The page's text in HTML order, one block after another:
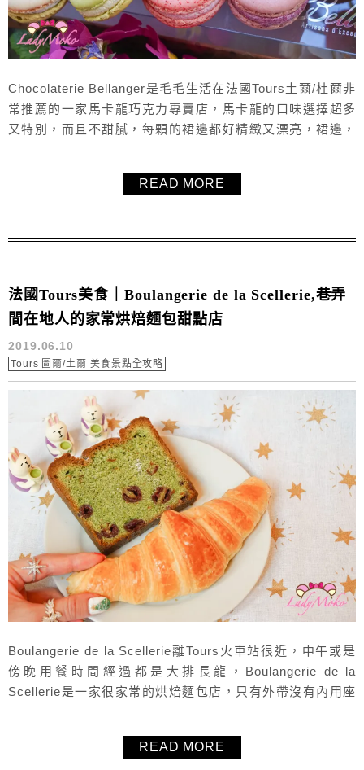
Chocolaterie Bellanger是毛毛生活在法國Tours土爾/杜爾非
常推薦的一家馬卡龍巧克力專賣店，馬卡龍的口味選擇超多
又特別，而且不甜膩，每顆的裙邊都好精緻又漂亮，裙邊，
過，終於決定走進去買了一整盒的馬卡龍與榛果巧克力，真
心推薦Chocolaterie Bellanger給大家，來法國Tours土爾/杜
READ MORE
法國Tours美食｜Boulangerie de la Scellerie,巷弄
間在地人的家常烘焙麵包甜點店
2019.06.10
Tours 圖爾/土爾 美食景點全攻略
Boulangerie de la Scellerie離Tours火車站很近，中午或是
傍晚用餐時間經過都是大排長龍，Boulangerie de la
Scellerie是一家很家常的烘焙麵包店，只有外帶沒有內用座
頌麵包、開心果蔓越梅磅蛋糕與Flan，法國Tours土爾/杜爾
READ MORE